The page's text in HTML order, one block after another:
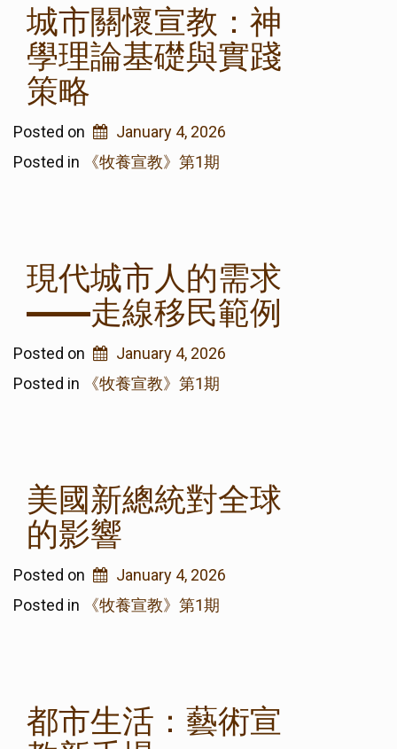
城市關懷宣教：神
學理論基礎與實踐
策略
Posted on
January 4, 2026
Posted in
《牧養宣教》第1期
現代城市人的需求
——走線移民範例
Posted on
January 4, 2026
Posted in
《牧養宣教》第1期
美國新總統對全球
的影響
Posted on
January 4, 2026
Posted in
《牧養宣教》第1期
都市生活：藝術宣